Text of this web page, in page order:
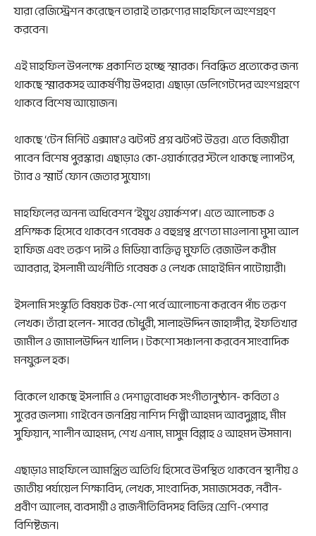
যারা রেজিস্ট্রেশন করেছেন তারাই তারুণ্যের মাহফিলে অংশগ্রহণ
করবেন।
এই মাহফিল উপলক্ষে প্রকাশিত হচ্ছে স্মারক। নিবন্ধিত প্রত্যেকের জন্য
থাকছে স্মারকসহ আকর্ষণীয় উপহার। এছাড়া ডেলিগেটদের অংশগ্রহণে
থাকবে বিশেষ আয়োজন।
থাকছে ‘টেন মিনিট এক্সাম’ও ঝটপট প্রশ্ন ঝটপট উত্তর। এতে বিজয়ীরা
পাবেন বিশেষ পুরস্কার। এছাড়াও কো-ওয়ার্কারের স্টলে থাকছে ল্যাপটপ,
ট্যাব ও স্মার্ট ফোন জেতার সুযোগ।
মাহফিলের অনন্য অধিবেশন ‘ইয়ুথ ওয়ার্কশপ’। এতে আলোচক ও
প্রশিক্ষক হিসেবে থাকবেন গবেষক ও বহুগ্রন্থ প্রণেতা মাওলানা মুসা আল
হাফিজ এবং তরুণ দাঈ ও মিডিয়া ব্যক্তিত্ব মুফতি রেজাউল করীম
আবরার, ইসলামী অর্থনীতি গবেষক ও লেখক মোহাইমিন পাটোয়ারী।
ইসলামি সংস্কৃতি বিষয়ক টক-শো পর্বে আলোচনা করবেন পাঁচ তরুণ
লেখক। তাঁরা হলেন- সাবের চৌধুরী, সালাহউদ্দিন জাহাঙ্গীর, ইফতিখার
জামীল ও জামালউদ্দিন খালিদ । টকশো সঞ্চালনা করবেন সাংবাদিক
মনযুরুল হক।
বিকেলে থাকছে ইসলামি ও দেশাত্ববোধক সংগীতানুষ্ঠান- কবিতা ও
সুরের জলসা। গাইবেন জনপ্রিয় নাশিদ শিল্পী আহমদ আবদুল্লাহ, মীম
সুফিয়ান, শালীন আহমদ, শেখ এনাম, মাসুম বিল্লাহ ও আহমদ উসমান।
এছাড়াও মাহফিলে আমন্ত্রিত অতিথি হিসেবে উপস্থিত থাকবেন স্থানীয় ও
জাতীয় পর্যায়েল শিক্ষাবিদ, লেখক, সাংবাদিক, সমাজসেবক, নবীন-
প্রবীণ আলেম, ব্যবসায়ী ও রাজনীতিবিদসহ বিভিন্ন শ্রেণি-পেশার
বিশিষ্টজন।